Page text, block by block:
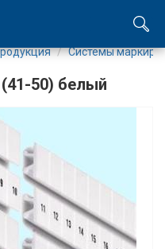
Системы
(41-50) белый